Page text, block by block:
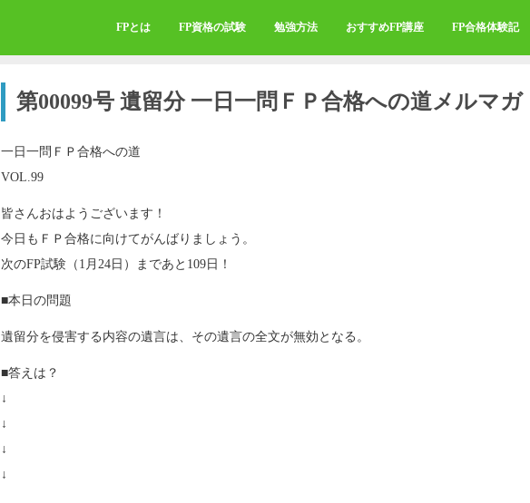
FPとは FP資格の試験 勉強方法 おすすめFP講座 FP合格体験記
第00099号 遺留分 一日一問ＦＰ合格への道メルマガ
一日一問ＦＰ合格への道
VOL.99
皆さんおはようございます！
今日もＦＰ合格に向けてがんばりましょう。
次のFP試験（1月24日）まであと109日！
■本日の問題
遺留分を侵害する内容の遺言は、その遺言の全文が無効となる。
■答えは？
↓
↓
↓
↓